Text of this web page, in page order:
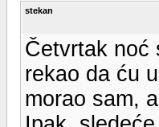
stekan
Četvrtak noć
rekao da ću
morao sam,